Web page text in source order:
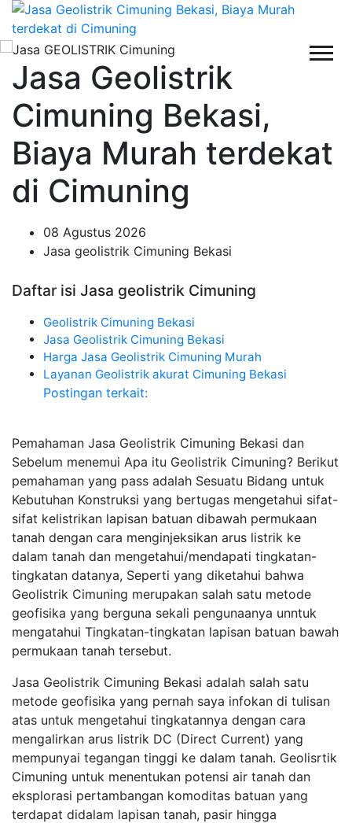
Jasa Geolistrik
Cimuning Bekasi,
Biaya Murah terdekat
di Cimuning
08 Agustus 2026
Jasa geolistrik Cimuning Bekasi
Daftar isi Jasa geolistrik Cimuning
Geolistrik Cimuning Bekasi
Jasa Geolistrik Cimuning Bekasi
Harga Jasa Geolistrik Cimuning Murah
Layanan Geolistrik akurat Cimuning Bekasi
Postingan terkait:
Pemahaman Jasa Geolistrik Cimuning Bekasi dan
Sebelum menemui Apa itu Geolistrik Cimuning? Berikut
pemahaman yang pass adalah Sesuatu Bidang untuk
Kebutuhan Konstruksi yang bertugas mengetahui sifat-
sifat kelistrikan lapisan batuan dibawah permukaan
tanah dengan cara menginjeksikan arus listrik ke
dalam tanah dan mengetahui/mendapati tingkatan-
tingkatan datanya, Seperti yang diketahui bahwa
Geolistrik Cimuning merupakan salah satu metode
geofisika yang berguna sekali pengunaanya unntuk
mengatahui Tingkatan-tingkatan lapisan batuan bawah
permukaan tanah tersebut.
Jasa Geolistrik Cimuning Bekasi adalah salah satu
metode geofisika yang pernah saya infokan di tulisan
atas untuk mengetahui tingkatannya dengan cara
mengalirkan arus listrik DC (Direct Current) yang
mempunyai tegangan tinggi ke dalam tanah. Geolisrtik
Cimuning untuk menentukan potensi air tanah dan
eksplorasi pertambangan komoditas batuan yang
terdapat didalam lapisan tanah, pasir hingga